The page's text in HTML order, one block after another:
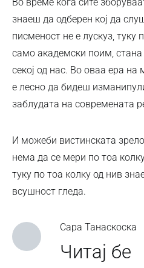
знаеш да одберен кој да
писменост не е лускуз, туку
само академски поим,
секој од нас. Во оваа ера
е лесно да бидеш
заблудата на современата
И можеби вистинската
нема да се мери по тоа
туку по тоа колку од нив
всушност гледа.
Сара Танаскоска
Читај бе